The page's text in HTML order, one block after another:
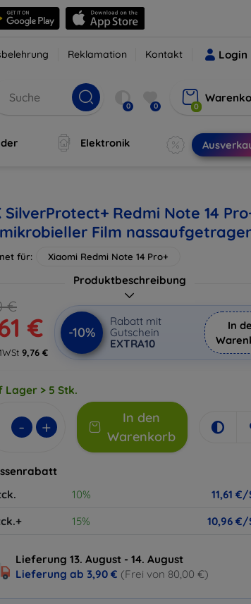
Reklamation Kontakt Login
0 0 0
Elektronik
SilverProtect+ Redmi Note 14
Film
für: Xiaomi Redmi Note 14 Pro+
Produktbeschreibung
€
€
9,76 €
-10%
Rabatt mit
Gutschein
EXTRA10
In
Lager > 5 Stk.
- +
In den
Warenkorb
10%
11,61
15% 10,96 €/
Lieferung 13. August - 14. August
Lieferung ab 3,90 € (Frei von 80,00 €)